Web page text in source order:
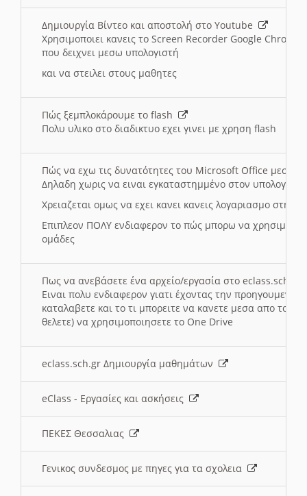
Δημιουργία Βίντεο και αποστολή στο Youtube
Χρησιμοποιει κανεις το Screen Recorder Google Chrome
που δειχνει μεσω υπολογιστή
και να στειλει στους μαθητες
Πώς ξεμπλοκάρουμε το flash
Πολυ υλικο στο διαδικτυο εχει γινει με χρηση flash
Πώς να εχω τις δυνατότητες του Microsoft Office μεσω
Δηλαδη χωρις να ειναι εγκαταστημμένο στον
Χρειαζεται ομως να εχει κανει κανεις λογαριασμο στη
Επιπλεον ΠΟΛΥ ενδιαφερον το πώς μπορω να
ομάδες
Πως να ανεβάσετε ένα αρχείο/εργασία στο eclass.sch.gr
Ειναι πολυ ενδιαφερον γιατι έχοντας την
καταλαβετε και το τι μπορειτε να κανετε μεσα απο το
θελετε) να χρησιμοποιησετε το One Drive
eclass.sch.gr Δημιουργία μαθημάτων
eClass - Εργασίες και ασκήσεις
ΠΕΚΕΣ Θεσσαλιας
Γενικος συνδεσμος με πηγες για τα σχολεια